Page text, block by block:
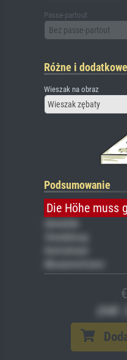
Passe-partout
Bez passe-partout
Różne i dodatkowe
Wieszak na obraz
Wieszak zębaty
Podsumowanie
Die Höhe muss
(inkl.